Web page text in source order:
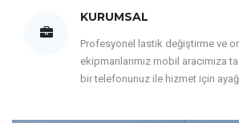
KURUMSAL
Profesyonel lastik değiştirme ve
ekipmanlarımız mobil aracımıza
bir telefonunuz ile hizmet için